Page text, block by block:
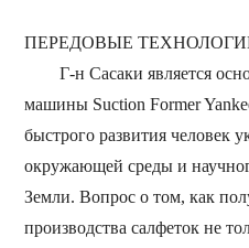
ПЕРЕДОВЫЕ
Г-нСасаки является
машины Suction Former
быстрого развитиячеловек
окружающей среды и
Земли.Вопрос о том, как
производства салфетокне